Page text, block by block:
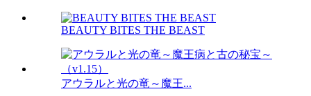
BEAUTY BITES THE BEAST
アウラルと光の竜～魔王...